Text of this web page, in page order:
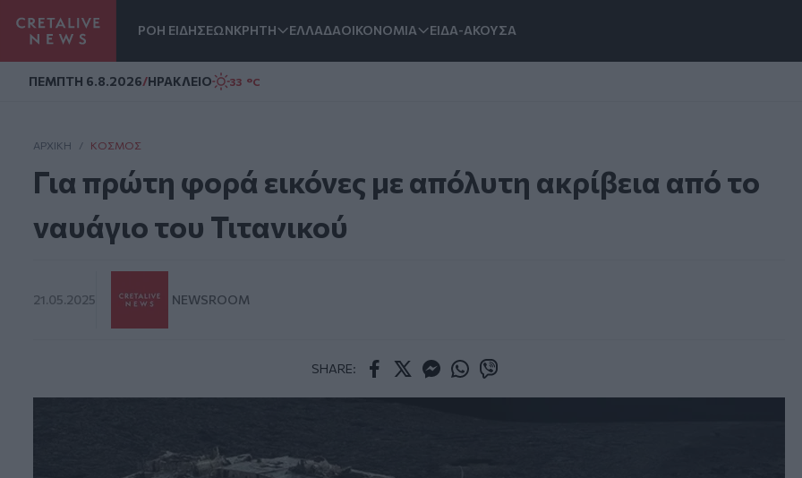
ΡΟΗ ΕΙΔΗΣΕΩΝΚΡΗΤΗ ΕΛΛΑΔΑΟΙΚΟΝΟΜΙΑ ΕΙΔΑ-ΑΚΟΥΣΑ
ΠΕΜΠΤΗ 6.8.2026/ΗΡΑΚΛΕΙΟ 33 °C
ΑΡΧΙΚΗ / ΚΌΣΜΟΣ
Για πρώτη φορά εικόνες με απόλυτη ακρίβεια από το
ναυάγιο του Τιτανικού
21.05.2025 NEWSROOM
SHARE: